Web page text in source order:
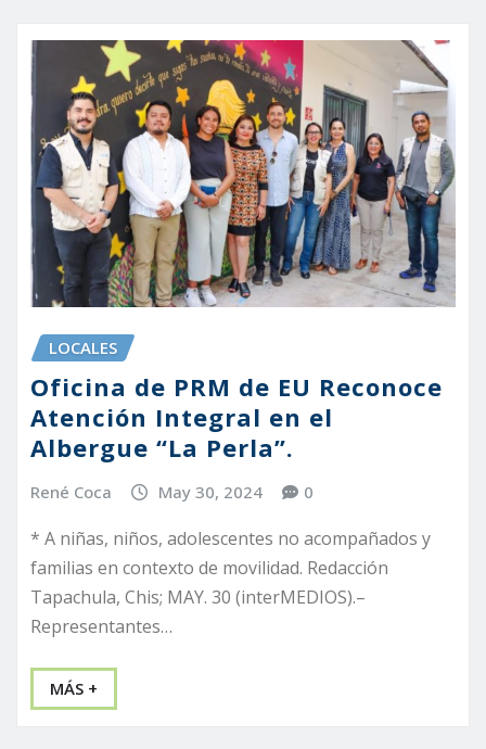
LOCALES
Oficina de PRM de EU Reconoce
Atención Integral en el
Albergue “La Perla”.
René Coca May 30, 2024 0
* A niñas, niños, adolescentes no acompañados y
familias en contexto de movilidad. Redacción
Tapachula, Chis; MAY. 30 (interMEDIOS).–
Representantes…
MÁS +